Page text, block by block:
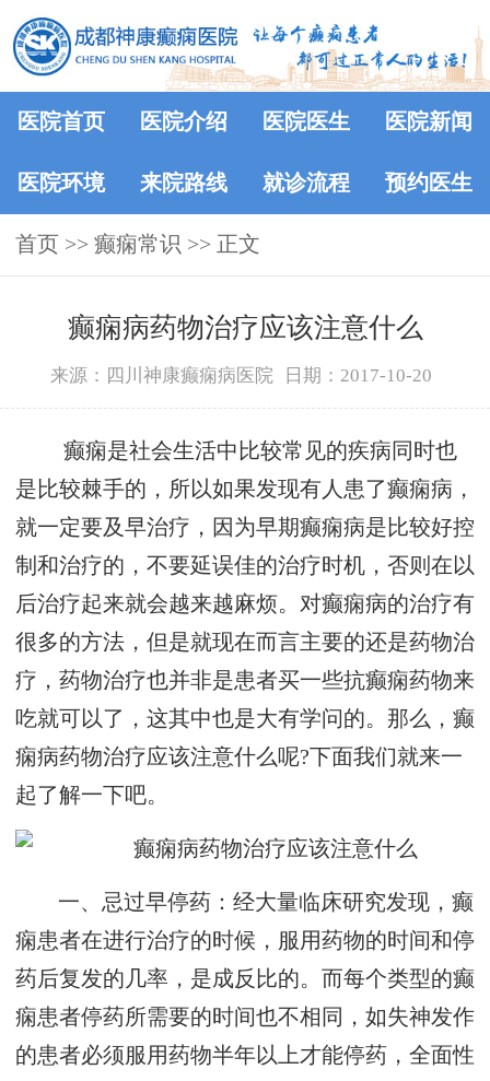
医院首页 医院介绍 医院医生 医院新闻
医院环境 来院路线 就诊流程 预约医生
首页 >> 癫痫常识 >> 正文
癫痫病药物治疗应该注意什么
来源：四川神康癫痫病医院 日期：2017-10-20
癫痫是社会生活中比较常见的疾病同时也
是比较棘手的，所以如果发现有人患了癫痫病，
就一定要及早治疗，因为早期癫痫病是比较好控
制和治疗的，不要延误佳的治疗时机，否则在以
后治疗起来就会越来越麻烦。对癫痫病的治疗有
很多的方法，但是就现在而言主要的还是药物治
疗，药物治疗也并非是患者买一些抗癫痫药物来
吃就可以了，这其中也是大有学问的。那么，癫
痫病药物治疗应该注意什么呢?下面我们就来一
起了解一下吧。
一、忌过早停药：经大量临床研究发现，癫
痫患者在进行治疗的时候，服用药物的时间和停
药后复发的几率，是成反比的。而每个类型的癫
痫患者停药所需要的时间也不相同，如失神发作
的患者必须服用药物半年以上才能停药，全面性